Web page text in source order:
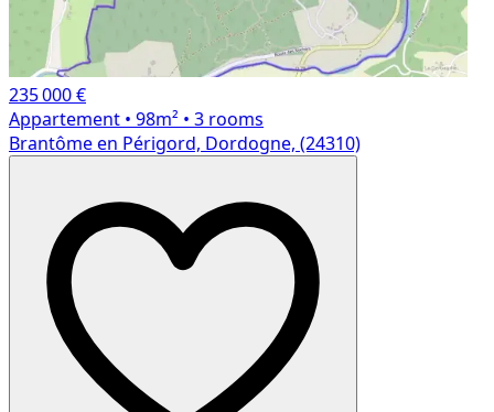
235 000 €
Appartement • 98m² • 3 rooms
Brantôme en Périgord, Dordogne, (24310)